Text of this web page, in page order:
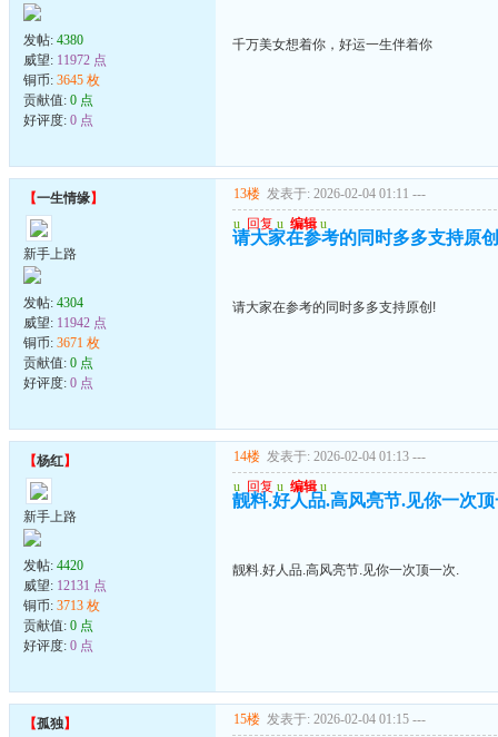
发帖: 4380
威望: 11972 点
铜币: 3645 枚
贡献值: 0 点
好评度: 0 点
千万美女想着你，好运一生伴着你
【一生情缘】
新手上路
发帖: 4304
威望: 11942 点
铜币: 3671 枚
贡献值: 0 点
好评度: 0 点
13楼 发表于: 2026-02-04 01:11 ---
u 回复 u 编辑 u
请大家在参考的同时多多支持原
请大家在参考的同时多多支持原创!
【杨红】
新手上路
发帖: 4420
威望: 12131 点
铜币: 3713 枚
贡献值: 0 点
好评度: 0 点
14楼 发表于: 2026-02-04 01:13 ---
u 回复 u 编辑 u
靓料.好人品.高风亮节.见你一次
靓料.好人品.高风亮节.见你一次顶一次.
【孤独】 15楼 发表于: 2026-02-04 01:15 ---